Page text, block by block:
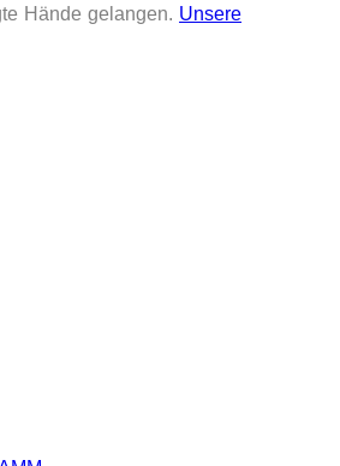
Hände gelangen. Unsere